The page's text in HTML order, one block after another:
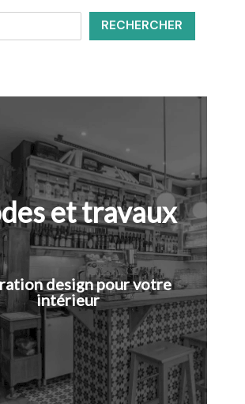
RECHERCHER
et travaux
design pour votre
intérieur